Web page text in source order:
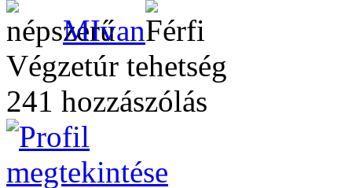
MIvan
Végzetúr tehetség
241 hozzászólás